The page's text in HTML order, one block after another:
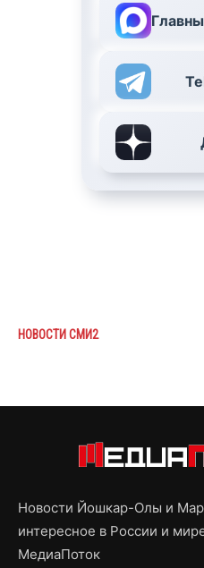
НОВОСТИ СМИ2
Новости Йошкар-Олы и
интересное в России и
МедиаПоток